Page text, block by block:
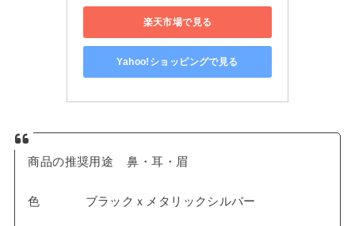
楽天市場で見る
Yahoo!ショッピングで見る
商品の推奨用途 鼻・耳・眉
色 ブラックｘメタリックシルバー